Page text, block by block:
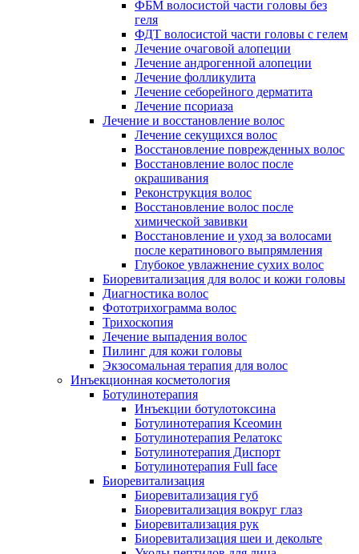
ФБМ волосистой части головы без
геля
ФДТ волосистой части головы с гелем
Лечение очаговой алопеции
Лечение андрогенной алопеции
Лечение фолликулита
Лечение себорейного дерматита
Лечение псориаза
Лечение и восстановление волос
Лечение секущихся волос
Восстановление поврежденных волос
Восстановление волос после
окрашивания
Реконструкция волос
Восстановление волос после
химической завивки
Восстановление и уход за волосами
после кератинового выпрямления
Глубокое увлажнение сухих волос
Биоревитализация для волос и кожи головы
Диагностика волос
Фототрихограмма волос
Трихоскопия
Лечение выпадения волос
Пилинг для кожи головы
Экзосомальная терапия для волос
Инъекционная косметология
Ботулинотерапия
Инъекции ботулотоксина
Ботулинотерапия Ксеомин
Ботулинотерапия Релатокс
Ботулинотерапия Диспорт
Ботулинотерапия Full face
Биоревитализация
Биоревитализация губ
Биоревитализация вокруг глаз
Биоревитализация рук
Биоревитализация шеи и декольте